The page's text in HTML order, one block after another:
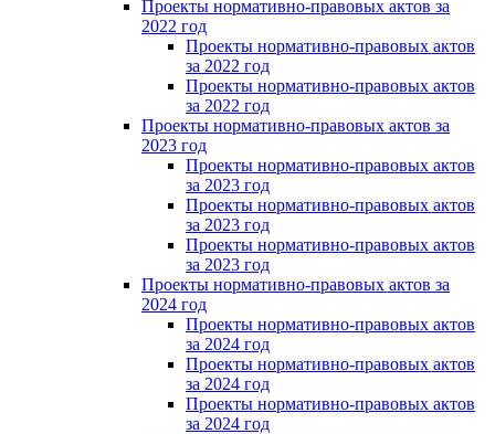
Проекты нормативно-правовых актов за
2022 год
Проекты нормативно-правовых актов
за 2022 год
Проекты нормативно-правовых актов
за 2022 год
Проекты нормативно-правовых актов за
2023 год
Проекты нормативно-правовых актов
за 2023 год
Проекты нормативно-правовых актов
за 2023 год
Проекты нормативно-правовых актов
за 2023 год
Проекты нормативно-правовых актов за
2024 год
Проекты нормативно-правовых актов
за 2024 год
Проекты нормативно-правовых актов
за 2024 год
Проекты нормативно-правовых актов
за 2024 год